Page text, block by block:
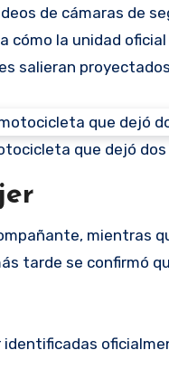
de cámaras de
cómo la unidad
salieran
que dejó
mientras
tarde se confirmó
identificadas